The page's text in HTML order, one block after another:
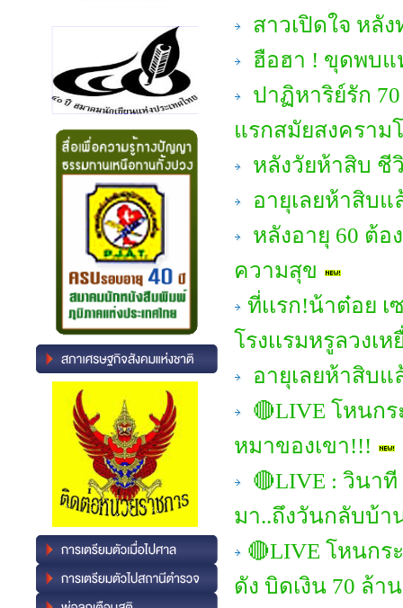
สาวเปิดใจ หลั
ฮือฮา ! ขุดพบแ
ปาฏิหาริย์รัก
แรกสมัยสงคราม
หลังวัยห้าสิบ ชี
อายุเลยห้าสิบ
หลังอายุ 60 ต้อ
ความสุข
ที่เเรก!น้าต๋อย
โรงเเรมหรูลวงเห
อายุเลยห้าสิบ
🔴LIVE โหนก
หมาของเขา!!!
🔴LIVE : วินา
มา..ถึงวันกลับบ้า
🔴LIVE โหนก
ดัง บิดเงิน 70 ล้า